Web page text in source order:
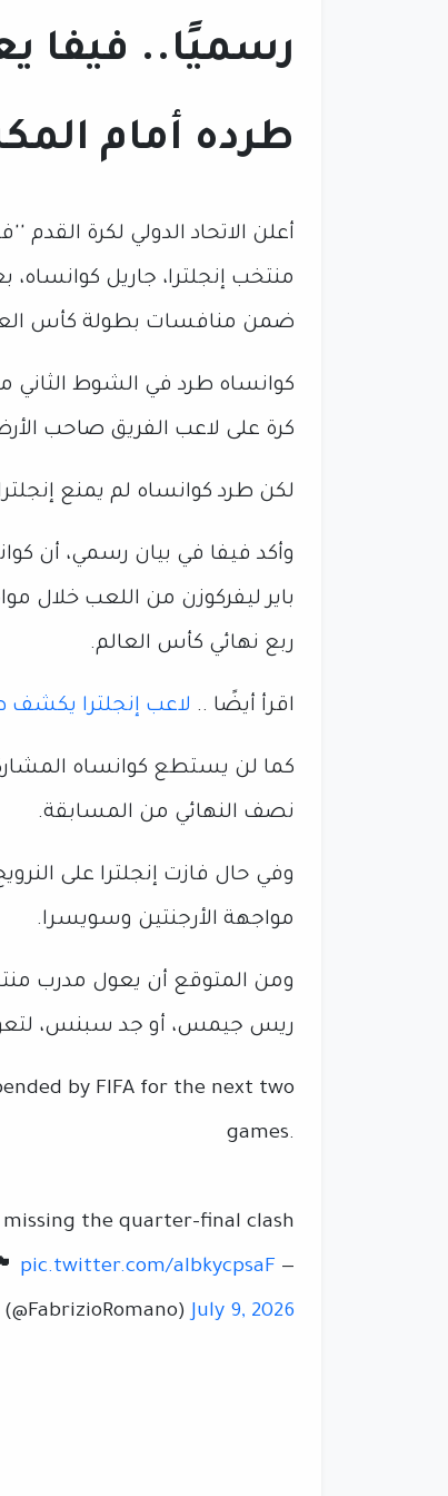
رسميًا.. فيفا
طرده أمام
أعلن الاتحاد الدولي لكرة
منتخب إنجلترا، جاريل
ضمن منافسات بطولة كأس
كوانساه طرد في الشوط الثاني
كرة على لاعب الفريق صاحب
لكن طرد كوانساه لم يمنع
وأكد فيفا في بيان رسمي، أن
باير ليفركوزن من اللعب خلال
ربع نهائي كأس العالم.
اقرأ أيضًا .. لاعب إنجلترا يكشف
كما لن يستطع كوانساه المشاركة
نصف النهائي من المسابقة.
وفي حال فازت إنجلترا على
مواجهة الأرجنتين وسويسرا.
ومن المتوقع أن يعول مدرب
ريس جيمس، أو جد سبنس،
by FIFA for the next two
games.
missing the quarter-final clash
pic.twitter.com/aIbkycpsaF —
July 9, 2026